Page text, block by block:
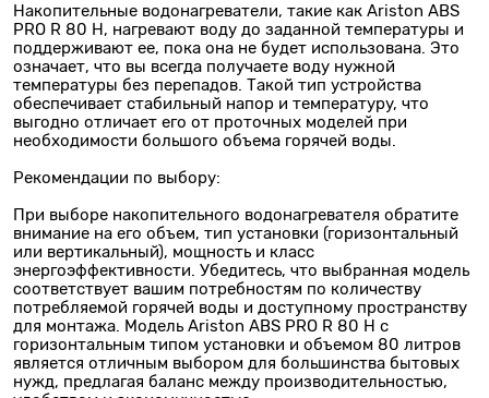
Накопительные водонагреватели, такие как Ariston ABS
PRO R 80 H, нагревают воду до заданной температуры и
поддерживают ее, пока она не будет использована. Это
означает, что вы всегда получаете воду нужной
температуры без перепадов. Такой тип устройства
обеспечивает стабильный напор и температуру, что
выгодно отличает его от проточных моделей при
необходимости большого объема горячей воды.
Рекомендации по выбору:
При выборе накопительного водонагревателя обратите
внимание на его объем, тип установки (горизонтальный
или вертикальный), мощность и класс
энергоэффективности. Убедитесь, что выбранная модель
соответствует вашим потребностям по количеству
потребляемой горячей воды и доступному пространству
для монтажа. Модель Ariston ABS PRO R 80 H с
горизонтальным типом установки и объемом 80 литров
является отличным выбором для большинства бытовых
нужд, предлагая баланс между производительностью,